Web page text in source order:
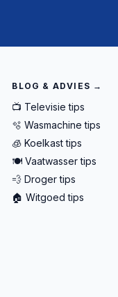
BLOG & ADVIES →
📺 Televisie tips
🫧 Wasmachine tips
🧊 Koelkast tips
🍽️ Vaatwasser tips
💨 Droger tips
🏠 Witgoed tips